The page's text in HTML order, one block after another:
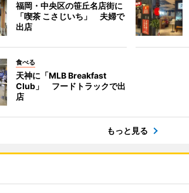
福岡・中央区の笹丘名店街に
「喫茶 こさじいち」 夫婦で
出店
食べる
天神に「MLB Breakfast
Club」 フードトラックで出
店
もっと見る